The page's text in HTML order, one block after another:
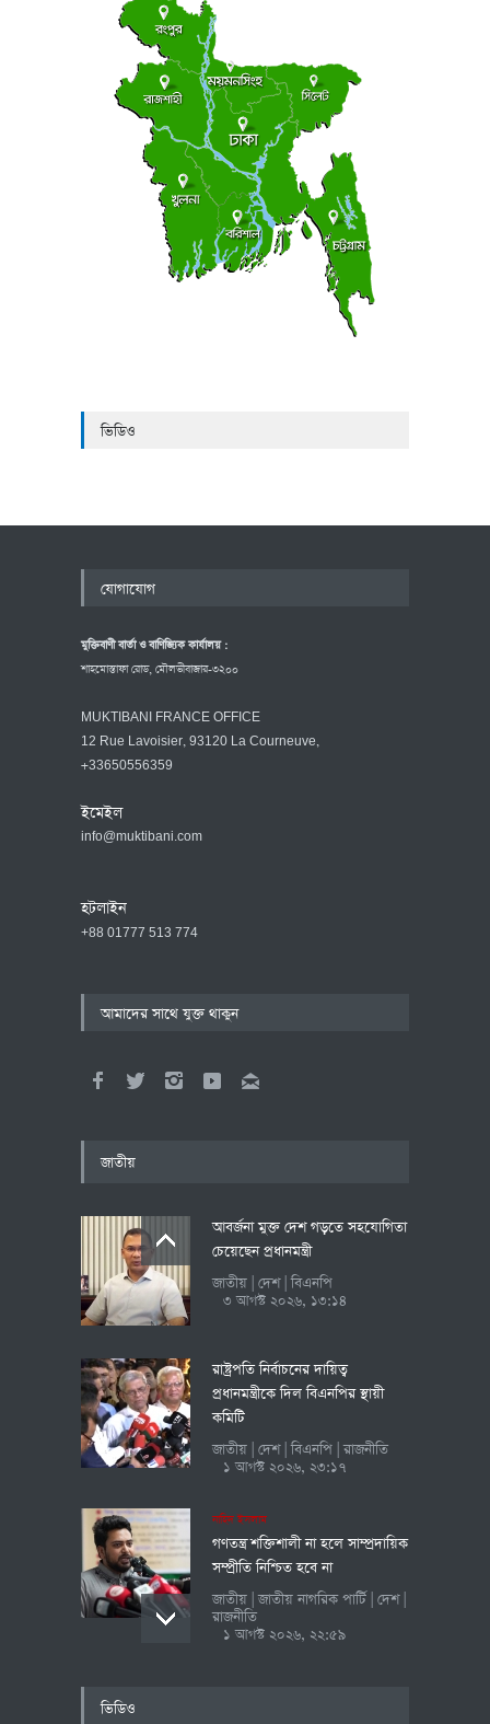
ভিডিও
যোগাযোগ
মুক্তিবাণী বার্তা ও বাণিজ্যিক কার্যালয় :
শাহমোস্তাফা রোড, মৌলভীবাজার-৩২০০
MUKTIBANI FRANCE OFFICE
12 Rue Lavoisier, 93120 La Courneuve,
+33650556359
ইমেইল
info@muktibani.com
হটলাইন
+88 01777 513 774
আমাদের সাথে যুক্ত থাকুন
জাতীয়
আবর্জনা মুক্ত দেশ গড়তে সহযোগিতা
চেয়েছেন প্রধানমন্ত্রী
জাতীয় দেশ|বিএনপি
৩ আগস্ট ২০২৬, ১৩:১৪
রাষ্ট্রপতি নির্বাচনের দায়িত্ব
প্রধানমন্ত্রীকে দিল বিএনপির স্থায়ী
কমিটি
জাতীয় দেশ|বিএনপি |রাজনীতি
১ আগস্ট ২০২৬, ২৩:১৭
নাহিদ ইসলাম
গণতন্ত্র শক্তিশালী না হলে সাম্প্রদায়িক
সম্প্রীতি নিশ্চিত হবে না
জাতীয় |জাতীয় নাগরিক পার্টি দেশ|
রাজনীতি
১ আগস্ট ২০২৬, ২২:৫৯
ভিডিও